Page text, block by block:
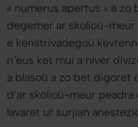
« numerus apertus » a zo
degemer ar skolioù-meur
e kenstrivadegoù
n’eus ket mui a niver
a blasoù a zo bet digoret
d’ar skolioù-meur
lavaret ur surjian